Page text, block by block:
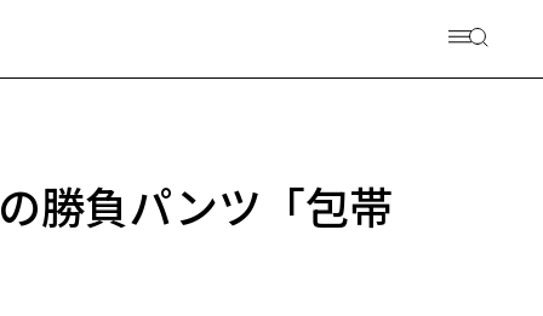
勝負パンツ「包帯